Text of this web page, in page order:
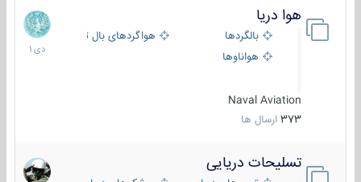
هوا دریا
بالگردها
هواگردهای بال ثابت
هواناوها
Naval Aviation
373 ارسال ها
12
دی
1401
تسلیحات دریایی
2